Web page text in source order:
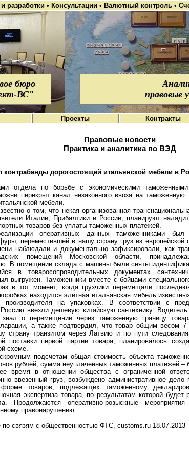
разработки • Консультации • Валютный контроль •
бюро
ВС"
правовые
Проекты Контракты
Правовые новости
Практика и аналитика по ВЭД
контрабанды дорогостоящей итальянской мебели в
отдела по борьбе с экономическими
перекрыт канал незаконного ввоза на
мебели.
о том, что некая организованная
Италии, Прибалтики и России, планируют
товаров без уплаты таможенных платежей.
оперативных данных таможенниками был
переместившей в нашу страну груз из европейской
наблюдали и документально зафиксировали, как
помещений Московской области,
В помещении склада с машины были сняты
в товаросопроводительных документах
выгружен. Таможенники вместе с бойцами
в тот момент, когда грузчики перемещали
находится элитная итальянская мебель
производителя на упаковках. В соответствии с
ввезли дешевую китайскую сантехнику.
знал о перемещении через таможенную границу
а также подтвердил, что товар общим весом
страну транзитом через Латвию и по пути
поставки первой партии товара, планировалось
схеме.
подсчетам общая стоимость объекта
рублей, сумма неуплаченных таможенных платежей –
время в отношении общества с ограниченной
ввезенный груз, возбуждено административное
форме товаров, подлежащих таможенному
экспертиза товара, по результатам которой
Продолжаются оперативно-розыскные
правонарушению.
по связям с общественностью ФТС, customs.ru 18.07.2013